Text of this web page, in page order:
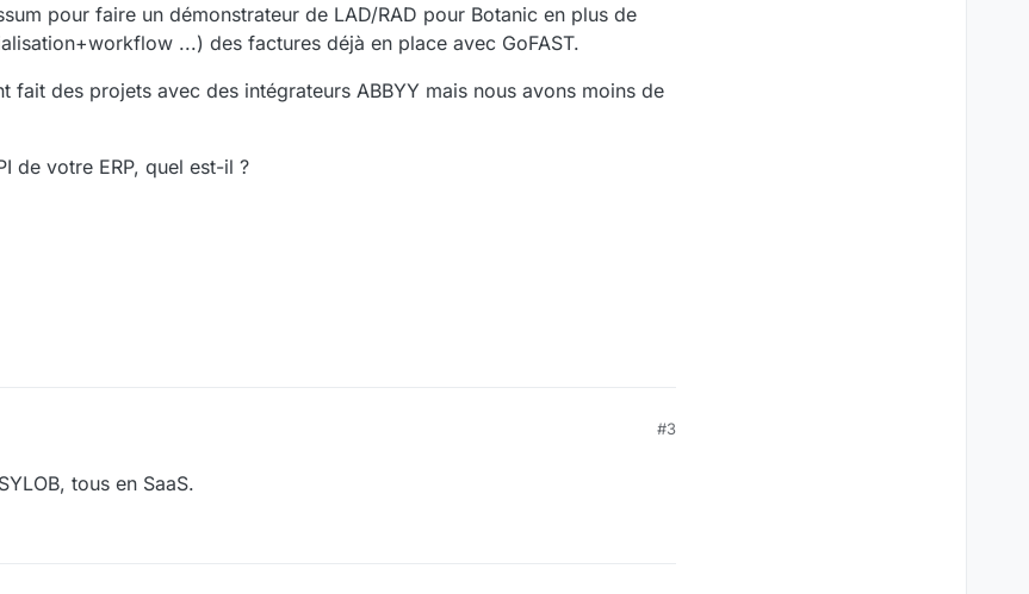
pour faire un démonstrateur de LAD/RAD pour Botanic en plus de
...) des factures déjà en place avec GoFAST.
fait des projets avec des intégrateurs ABBYY mais nous avons moins de
de votre ERP, quel est-il ?
#3
tous en SaaS.